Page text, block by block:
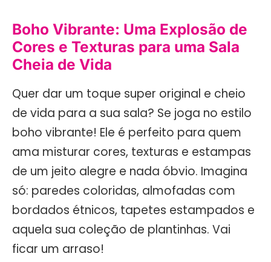
Boho Vibrante: Uma Explosão de
Cores e Texturas para uma Sala
Cheia de Vida
Quer dar um toque super original e cheio
de vida para a sua sala? Se joga no estilo
boho vibrante! Ele é perfeito para quem
ama misturar cores, texturas e estampas
de um jeito alegre e nada óbvio. Imagina
só: paredes coloridas, almofadas com
bordados étnicos, tapetes estampados e
aquela sua coleção de plantinhas. Vai
ficar um arraso!